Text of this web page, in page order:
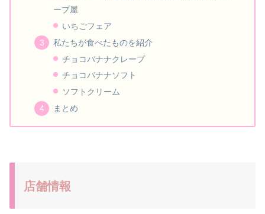
ープ屋
いちごフェア
私たちが食べたものを紹介
チョコバナナクレープ
チョコバナナソフト
ソフトクリーム
まとめ
店舗情報